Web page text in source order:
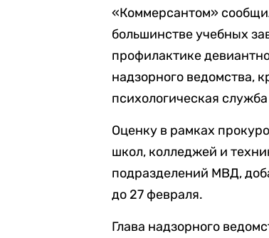
«Коммерсантом»
большинстве учебных
профилактике
надзорного ведомства,
психологическая
Оценку в рамках
школ, колледжей и
подразделений МВД,
до 27 февраля.
Глава надзорного